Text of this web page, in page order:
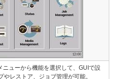
ニューから機能を選択して、GUIで設
レストア、ジョブ管理が可能。